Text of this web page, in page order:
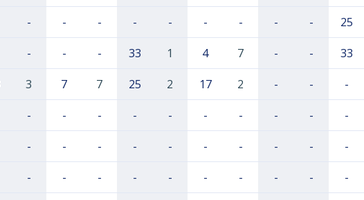
- - - - - - - - - 25
- - - 33 1 4 7 - - 33
3 7 7 25 2 17 2 - - -
- - - - - - - - - -
- - - - - - - - - -
- - - - - - - - - -